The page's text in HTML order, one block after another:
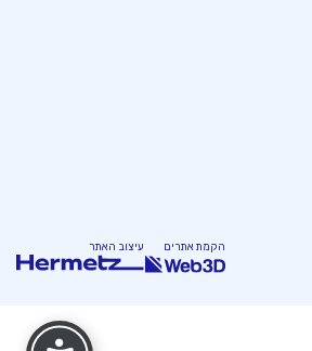
הקמת אתרים עיצוב האתר